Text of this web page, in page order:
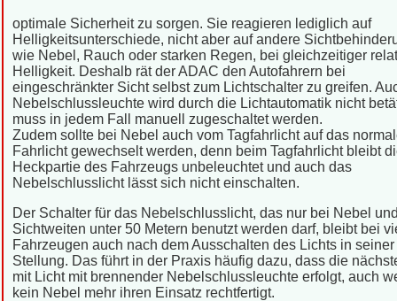
optimale Sicherheit zu sorgen. Sie reagieren lediglich auf
Helligkeitsunterschiede, nicht aber auf andere
wie Nebel, Rauch oder starken Regen, bei gleichzeitiger
Helligkeit. Deshalb rät der ADAC den Autofahrern bei
eingeschränkter Sicht selbst zum Lichtschalter zu greifen.
Nebelschlussleuchte wird durch die Lichtautomatik nicht
muss in jedem Fall manuell zugeschaltet werden.
Zudem sollte bei Nebel auch vom Tagfahrlicht auf das
Fahrlicht gewechselt werden, denn beim Tagfahrlicht bleibt
Heckpartie des Fahrzeugs unbeleuchtet und auch das
Nebelschlusslicht lässt sich nicht einschalten.
Der Schalter für das Nebelschlusslicht, das nur bei Nebel
Sichtweiten unter 50 Metern benutzt werden darf, bleibt bei
Fahrzeugen auch nach dem Ausschalten des Lichts in
Stellung. Das führt in der Praxis häufig dazu, dass die
mit Licht mit brennender Nebelschlussleuchte erfolgt, auch
kein Nebel mehr ihren Einsatz rechtfertigt.